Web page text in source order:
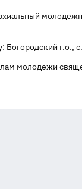
Богородский г.о.,
молодёжи